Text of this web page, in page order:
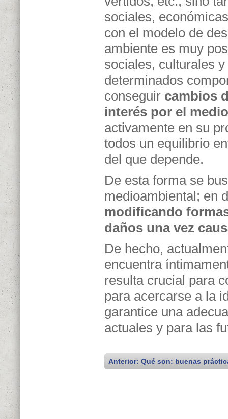
sociales,
con el modelo de
ambiente es muy
sociales, culturales
determinados
conseguir cambios
interés por el
activamente en su
todos un equilibrio
del que depende.
De esta forma se
medioambiental; en
modificando
daños una vez
De hecho,
encuentra
resulta crucial para
para acercarse a la
garantice una
actuales y para las
Anterior: Qué son: buenas